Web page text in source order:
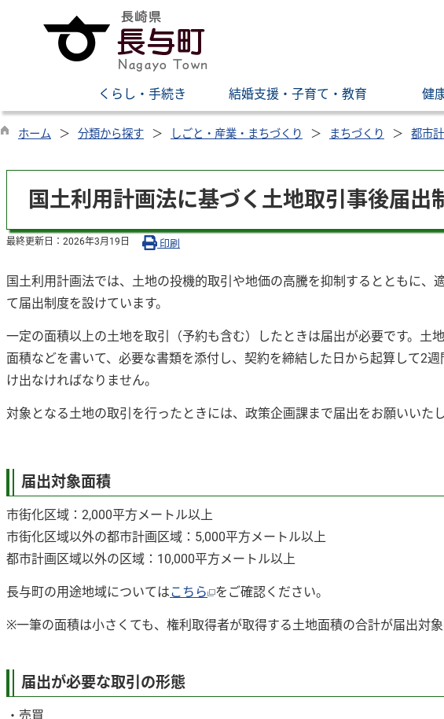
くらし・手続き 結婚支援・子育て・教育 健
ホーム 分類から探す しごと・産業・まちづくり まちづくり 都市
国土利用計画法に基づく土地取引事後届出
最終更新日： 2026年3月19日 印刷
国土利用計画法では、土地の投機的取引や地価の高騰を抑制するとともに
て届出制度を設けています。
一定の面積以上の土地を取引（予約も含む）したときは届出が必要です。土
面積などを書いて、必要な書類を添付し、契約を締結した日から起算して2
け出なければなりません。
対象となる土地の取引を行ったときには、政策企画課まで届出をお願いいたし
届出対象面積
市街化区域：2,000平方メートル以上
市街化区域以外の都市計画区域：5,000平方メートル以上
都市計画区域以外の区域：10,000平方メートル以上
長与町の用途地域についてはこちら をご確認ください。
※一筆の面積は小さくても、権利取得者が取得する土地面積の合計が届出対
届出が必要な取引の形態
・売買